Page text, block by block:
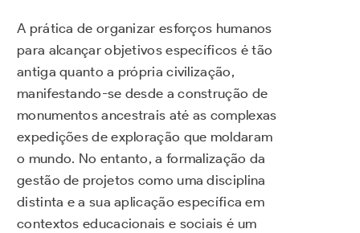
A prática de organizar esforços humanos
para alcançar objetivos específicos é tão
antiga quanto a própria civilização,
manifestando-se desde a construção de
monumentos ancestrais até as complexas
expedições de exploração que moldaram
o mundo. No entanto, a formalização da
gestão de projetos como uma disciplina
distinta e a sua aplicação específica em
contextos educacionais e sociais é um